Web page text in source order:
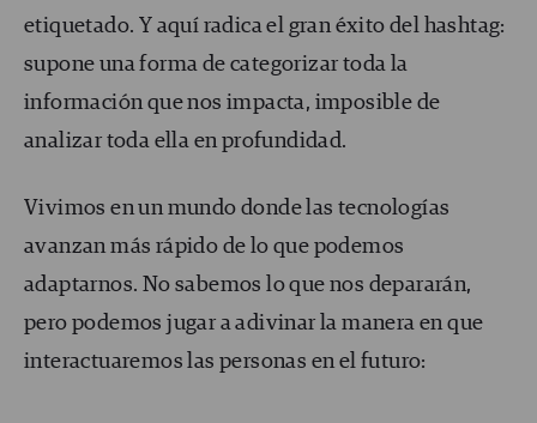
etiquetado. Y aquí radica el gran éxito del hashtag:
supone una forma de categorizar toda la
información que nos impacta, imposible de
analizar toda ella en profundidad.
Vivimos en un mundo donde las tecnologías
avanzan más rápido de lo que podemos
adaptarnos. No sabemos lo que nos depararán,
pero podemos jugar a adivinar la manera en que
interactuaremos las personas en el futuro: